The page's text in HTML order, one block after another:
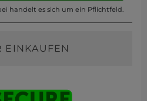
handelt es sich um ein Pflichtfeld.
EINKAUFEN